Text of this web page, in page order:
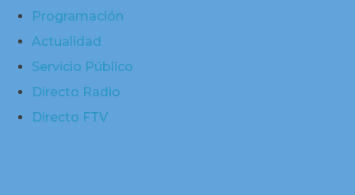
Programación
Actualidad
Servicio Público
Directo Radio
Directo FTV